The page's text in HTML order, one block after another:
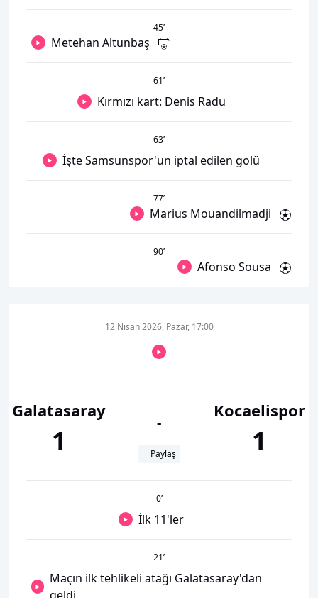
45’
Metehan Altunbaş
61’
Kırmızı kart: Denis Radu
63’
İşte Samsunspor'un iptal edilen golü
77’
Marius Mouandilmadji
90’
Afonso Sousa
Galatasaray
1
12 Nisan 2026, Pazar, 17:00
-
Paylaş
Kocaelispor
1
0’
İlk 11'ler
21’
Maçın ilk tehlikeli atağı Galatasaray'dan